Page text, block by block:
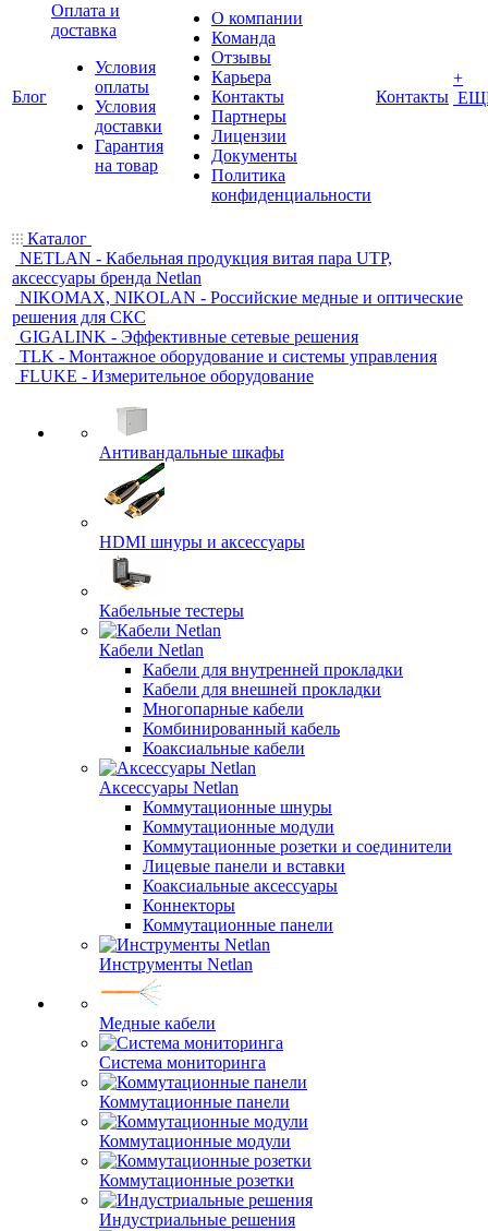
Блог
Оплата и
доставка
Условия
оплаты
Условия
доставки
Гарантия
на товар
О компании
Команда
Отзывы
Карьера
Контакты
Партнеры
Лицензии
Документы
Политика
конфиденциальности
Контакты
+
Каталог
NETLAN - Кабельная продукция витая пара UTP,
аксессуары бренда Netlan
NIKOMAX, NIKOLAN - Российские медные и оптические
решения для СКС
GIGALINK - Эффективные сетевые решения
TLK - Монтажное оборудование и системы управления
FLUKE - Измерительное оборудование
Антивандальные шкафы
HDMI шнуры и аксессуары
Кабельные тестеры
Кабели Netlan
Кабели для внутренней прокладки
Кабели для внешней прокладки
Многопарные кабели
Комбинированный кабель
Коаксиальные кабели
Аксессуары Netlan
Коммутационные шнуры
Коммутационные модули
Коммутационные розетки и соединители
Лицевые панели и вставки
Коаксиальные аксессуары
Коннекторы
Коммутационные панели
Инструменты Netlan
Медные кабели
Система мониторинга
Коммутационные панели
Коммутационные модули
Коммутационные розетки
Индустриальные решения